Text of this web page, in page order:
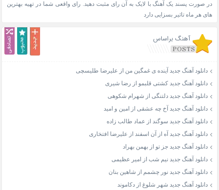
در صورت پسند یک آهنگ با لایک به آن رای مثبت دهید. رای واقعی شما در تهیه بهترین
های هر ماه تاثیر بسزایی دارد
آهنگ براساس
دانلود آهنگ جدید آینده ی غمگین من از علیرضا طلیسچی
دانلود آهنگ جدید کشتی قلبمو از رضا شیری
دانلود آهنگ جدید دلتنگی از شهرام شکوهی
دانلود آهنگ جدید آخ چه عشقی از امین و امید
دانلود آهنگ جدید سوگند از عماد طالب زاده
دانلود آهنگ جدید آه از آن اسفند از علیرضا افتخاری
دانلود آهنگ جدید جز تو از بهمن بهراد
دانلود آهنگ جدید نیم شب از امیر عظیمی
دانلود آهنگ جدید نور چشمم از شاهین بنان
دانلود آهنگ جدید شهر شلوغ از دکاموند